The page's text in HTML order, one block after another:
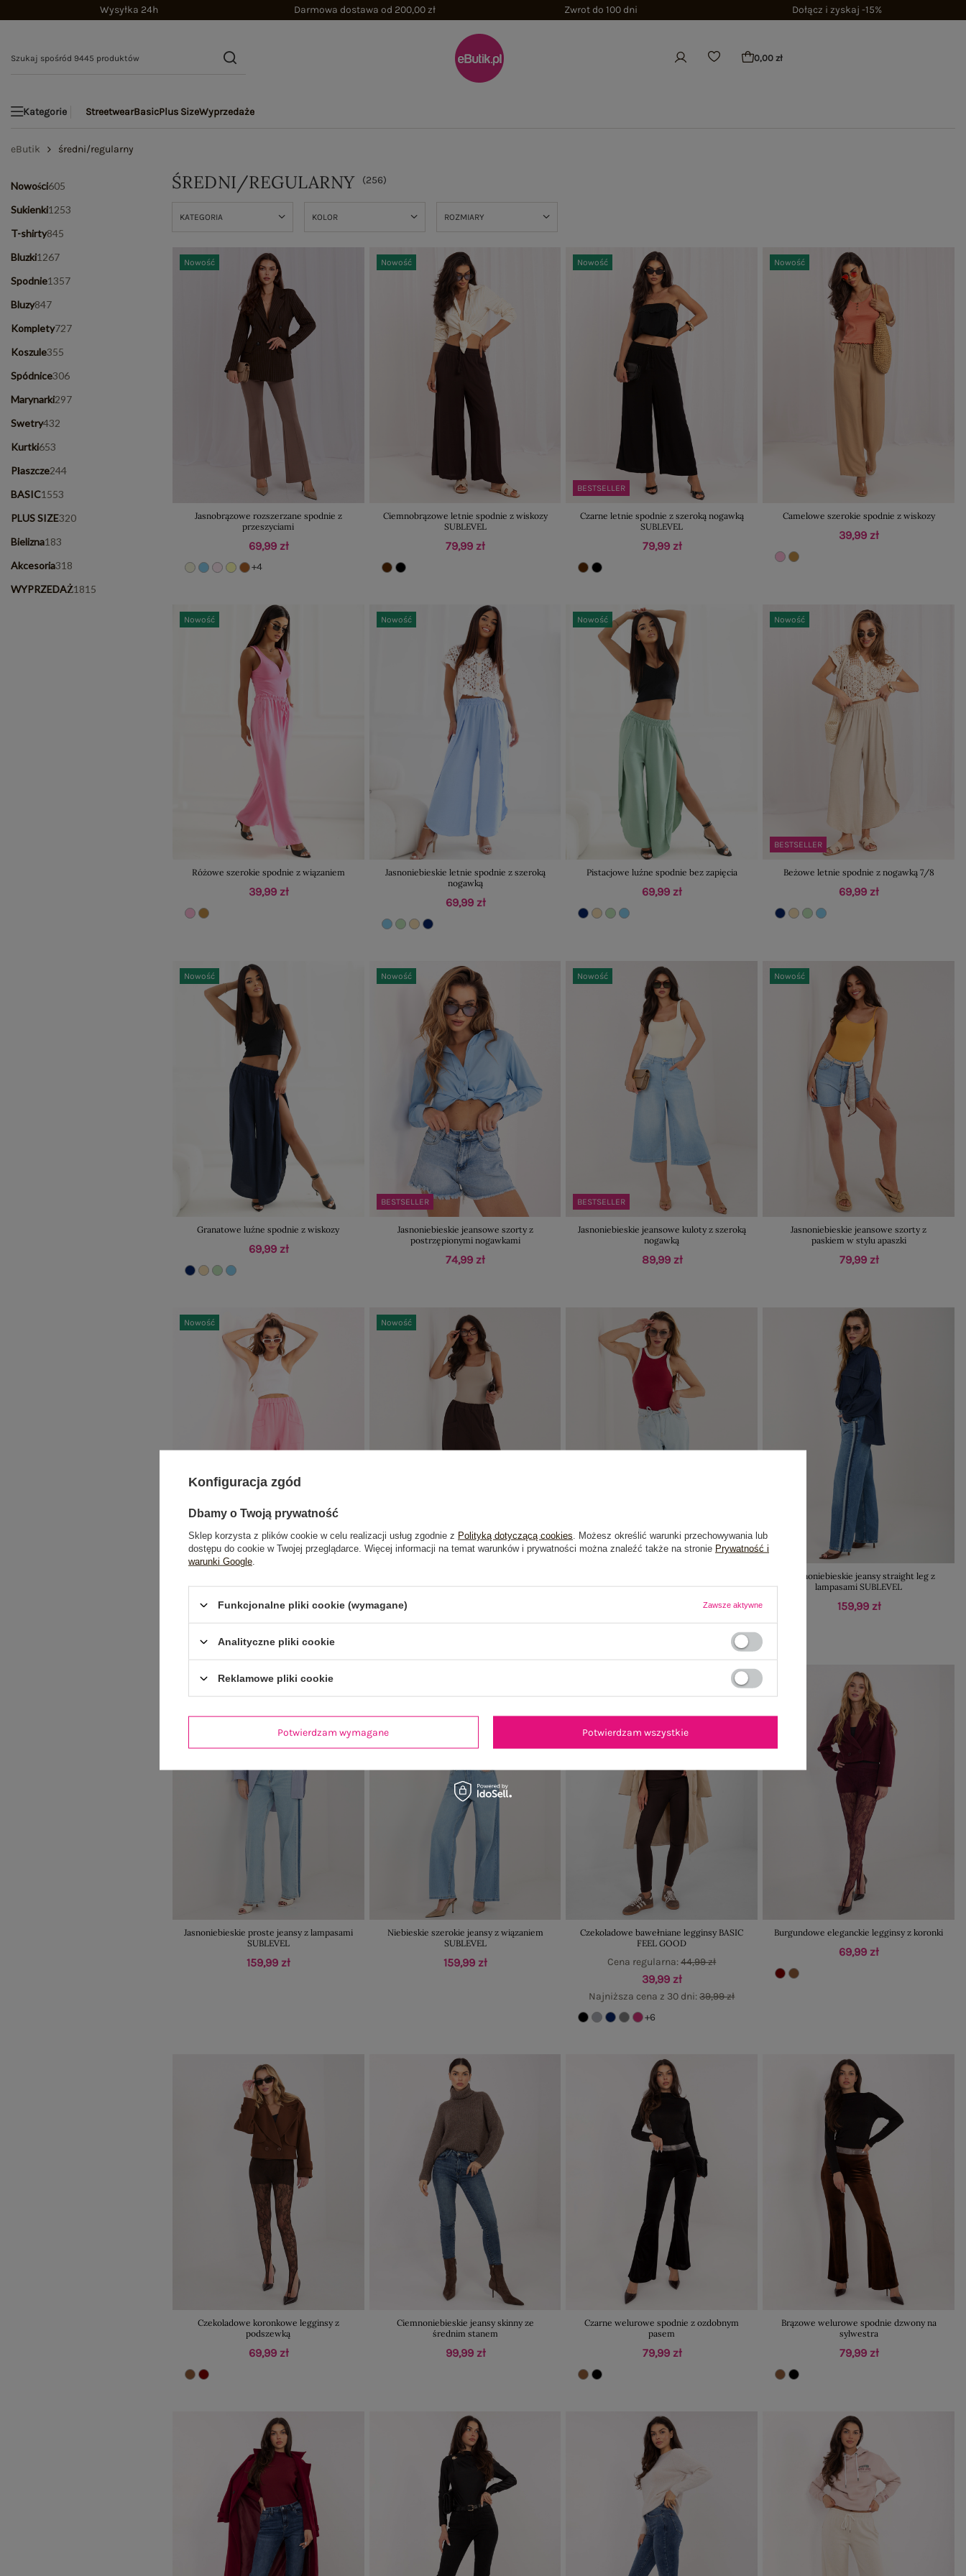
Wysyłka 24h Darmowa dostawa od 200,00 zł Zwrot do 100 dni Dołącz i zyskaj -15%
0,00 zł
Kategorie StreetwearBasicPlus SizeWyprzedaże
eButik średni/regularny
Nowości605
Sukienki1253
T-shirty845
Bluzki1267
Spodnie1357
Bluzy847
Komplety727
Koszule355
Spódnice306
Marynarki297
Swetry432
Kurtki653
Płaszcze244
BASIC1553
PLUS SIZE320
Bielizna183
Akcesoria318
WYPRZEDAŻ1815
ŚREDNI/REGULARNY (256)
KATEGORIA KOLOR ROZMIARY
Nowość
Jasnobrązowe rozszerzane spodnie z
przeszyciami
69,99 zł
+4
Nowość
Ciemnobrązowe letnie spodnie z wiskozy
SUBLEVEL
79,99 zł
BESTSELLER
Nowość
Czarne letnie spodnie z szeroką nogawką
SUBLEVEL
79,99 zł
Nowość
Camelowe szerokie spodnie z wiskozy
39,99 zł
Nowość
Różowe szerokie spodnie z wiązaniem
39,99 zł
Nowość
Jasnoniebieskie letnie spodnie z szeroką
nogawką
69,99 zł
Nowość
Pistacjowe luźne spodnie bez zapięcia
69,99 zł
BESTSELLER
Nowość
Beżowe letnie spodnie z nogawką 7/8
69,99 zł
Nowość
Granatowe luźne spodnie z wiskozy
69,99 zł
BESTSELLER
Nowość
Jasnoniebieskie jeansowe szorty z
postrzępionymi nogawkami
74,99 zł
BESTSELLER
Nowość
Jasnoniebieskie jeansowe kuloty z szeroką
nogawką
89,99 zł
Nowość
Jasnoniebieskie jeansowe szorty z
paskiem w stylu apaszki
79,99 zł
Nowość
69,99 zł
Nowość
Ciemnoniebieskie jeansy straight leg z
lampasami SUBLEVEL
159,99 zł
Jasnoniebieskie proste jeansy z lampasami
SUBLEVEL
159,99 zł
Niebieskie szerokie jeansy z wiązaniem
SUBLEVEL
159,99 zł
-11%
Czekoladowe bawełniane legginsy BASIC
FEEL GOOD
39,99 zł
Najniższa cena z 30 dni:39,99 zł
Cena regularna:44,99 zł
+6
Burgundowe eleganckie legginsy z koronki
69,99 zł
Czekoladowe koronkowe legginsy z
podszewką
69,99 zł
Ciemnoniebieskie jeansy skinny ze
średnim stanem
99,99 zł
Czarne welurowe spodnie z ozdobnym
pasem
79,99 zł
Brązowe welurowe spodnie dzwony na
sylwestra
79,99 zł
Konfiguracja zgód
Dbamy o Twoją prywatność
Sklep korzysta z plików cookie w celu realizacji usług zgodnie z Polityką dotyczącą cookies . Możesz określić warunki przechowywania lub
dostępu do cookie w Twojej przeglądarce. Więcej informacji na temat warunków i prywatności można znaleźć także na stronie Prywatność i
warunki Google
Funkcjonalne pliki cookie (wymagane) Zawsze aktywne
Analityczne pliki cookie
Reklamowe pliki cookie
Potwierdzam wymagane Potwierdzam wszystkie